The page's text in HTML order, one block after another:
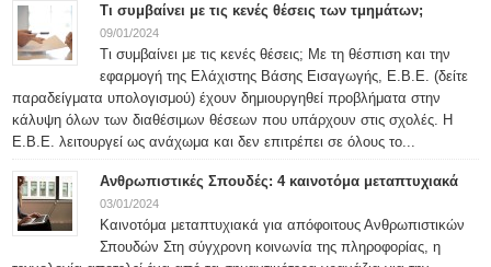
Τι συμβαίνει με τις κενές θέσεις των τμημάτων;
09/01/2024
Τι συμβαίνει με τις κενές θέσεις; Με τη θέσπιση και την
εφαρμογή της Ελάχιστης Βάσης Εισαγωγής, Ε.Β.Ε. (δείτε
παραδείγματα υπολογισμού) έχουν δημιουργηθεί προβλήματα στην
κάλυψη όλων των διαθέσιμων θέσεων που υπάρχουν στις σχολές. Η
Ε.Β.Ε. λειτουργεί ως ανάχωμα και δεν επιτρέπει σε όλους το...
Ανθρωπιστικές Σπουδές: 4 καινοτόμα μεταπτυχιακά
03/01/2024
Καινοτόμα μεταπτυχιακά για απόφοιτους Ανθρωπιστικών
Σπουδών Στη σύγχρονη κοινωνία της πληροφορίας, η